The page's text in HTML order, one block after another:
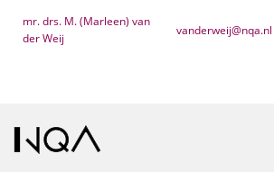
mr. drs. M. (Marleen) van
der Weij
vanderweij@nqa.nl